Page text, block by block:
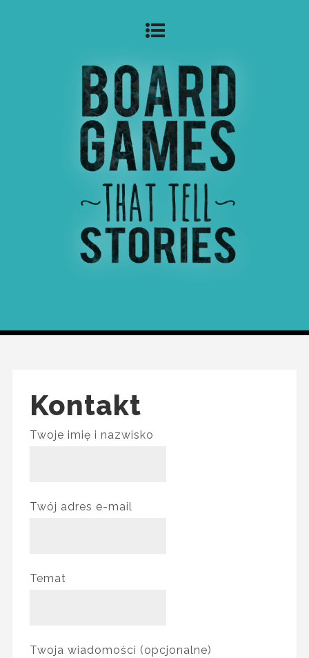
Kontakt
Twoje imię i nazwisko
Twój adres e-mail
Temat
Twoja wiadomości (opcjonalne)